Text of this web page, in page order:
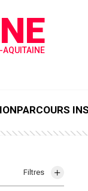
AQUITAINE
PARCOURS
Filtres